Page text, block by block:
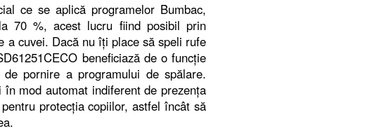
ce se aplică programelor Bumbac,
70 %, acest lucru fiind posibil prin
a cuvei. Dacă nu îţi place să speli rufe
beneficiază de o funcţie
pornire a programului de spălare.
mod automat indiferent de prezenţa
protecţia copiilor, astfel încât să